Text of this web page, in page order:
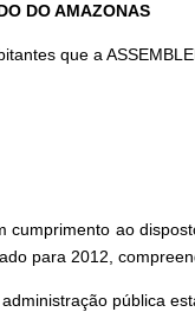
DO AMAZONAS
que a
cumprimento ao
para 2012,
pública